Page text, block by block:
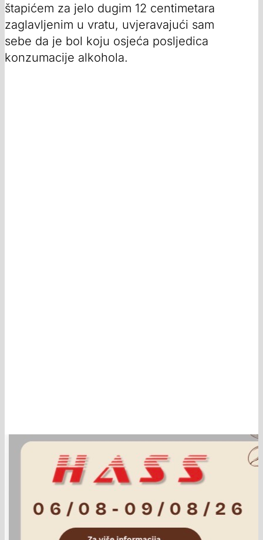
štapićem za jelo dugim 12 centimetara
zaglavljenim u vratu, uvjeravajući sam
sebe da je bol koju osjeća posljedica
konzumacije alkohola.